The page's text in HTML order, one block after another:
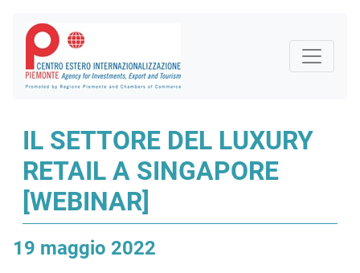
IL SETTORE DEL LUXURY
RETAIL A SINGAPORE
[WEBINAR]
19 maggio 2022